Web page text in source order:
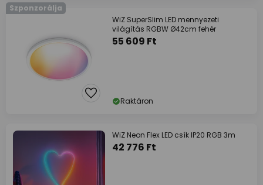
Szponzorálja
WiZ SuperSlim LED mennyezeti
világítás RGBW Ø42cm fehér
55 609 Ft
Raktáron
WiZ Neon Flex LED csík IP20 RGB 3m
42 776 Ft